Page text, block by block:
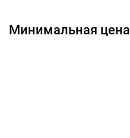
Минимальная цена